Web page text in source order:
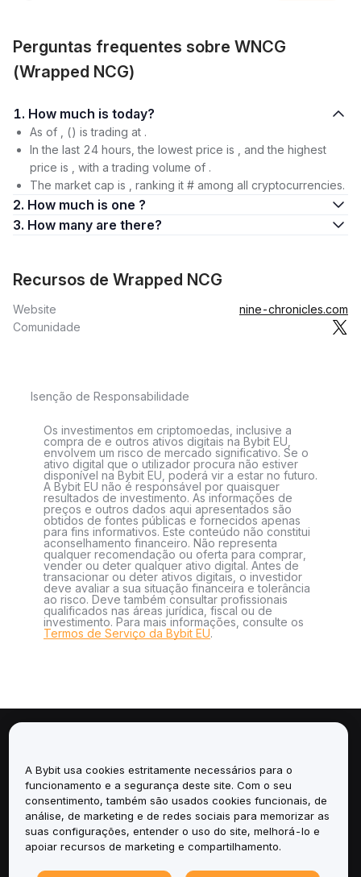
Perguntas frequentes sobre WNCG
(Wrapped NCG)
1. How much is today?
As of , () is trading at .
In the last 24 hours, the lowest price is , and the highest
price is , with a trading volume of .
The market cap is , ranking it # among all cryptocurrencies.
2. How much is one ?
3. How many are there?
Recursos de Wrapped NCG
Website
nine-chronicles.com
Comunidade
Isenção de Responsabilidade
Os investimentos em criptomoedas, inclusive a
compra de e outros ativos digitais na Bybit EU,
envolvem um risco de mercado significativo. Se o
ativo digital que o utilizador procura não estiver
disponível na Bybit EU, poderá vir a estar no futuro.
A Bybit EU não é responsável por quaisquer
resultados de investimento. As informações de
preços e outros dados aqui apresentados são
obtidos de fontes públicas e fornecidos apenas
para fins informativos. Este conteúdo não constitui
aconselhamento financeiro. Não representa
qualquer recomendação ou oferta para comprar,
vender ou deter qualquer ativo digital. Antes de
transacionar ou deter ativos digitais, o investidor
deve avaliar a sua situação financeira e tolerância
ao risco. Deve também consultar profissionais
qualificados nas áreas jurídica, fiscal ou de
investimento. Para mais informações, consulte os
Termos de Serviço da Bybit EU.
Serviços
Suporte
A Bybit usa cookies estritamente necessários para o
funcionamento e a segurança deste site. Com o seu
consentimento, também são usados cookies funcionais, de
análise, de marketing e de redes sociais para memorizar as
suas configurações, entender o uso do site, melhorá-lo e
apoiar recursos de marketing e compartilhamento.